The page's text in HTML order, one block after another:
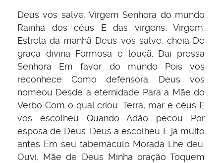
Deus vos salve, Virgem Senhora do mundo
Rainha dos céus E das virgens, Virgem.
Estrela da manhã Deus vos salve, cheia De
graça divina Formosa e louçã. Dai pressa
Senhora Em favor do mundo Pois vos
reconhece Como defensora. Deus vos
nomeou Desde a eternidade Para a Mãe do
Verbo Com o qual criou. Terra, mar e céus E
vos escolheu Quando Adão pecou Por
esposa de Deus. Deus a escolheu E já muito
antes Em seu tabernáculo Morada Lhe deu.
Ouvi, Mãe de Deus Minha oração Toquem